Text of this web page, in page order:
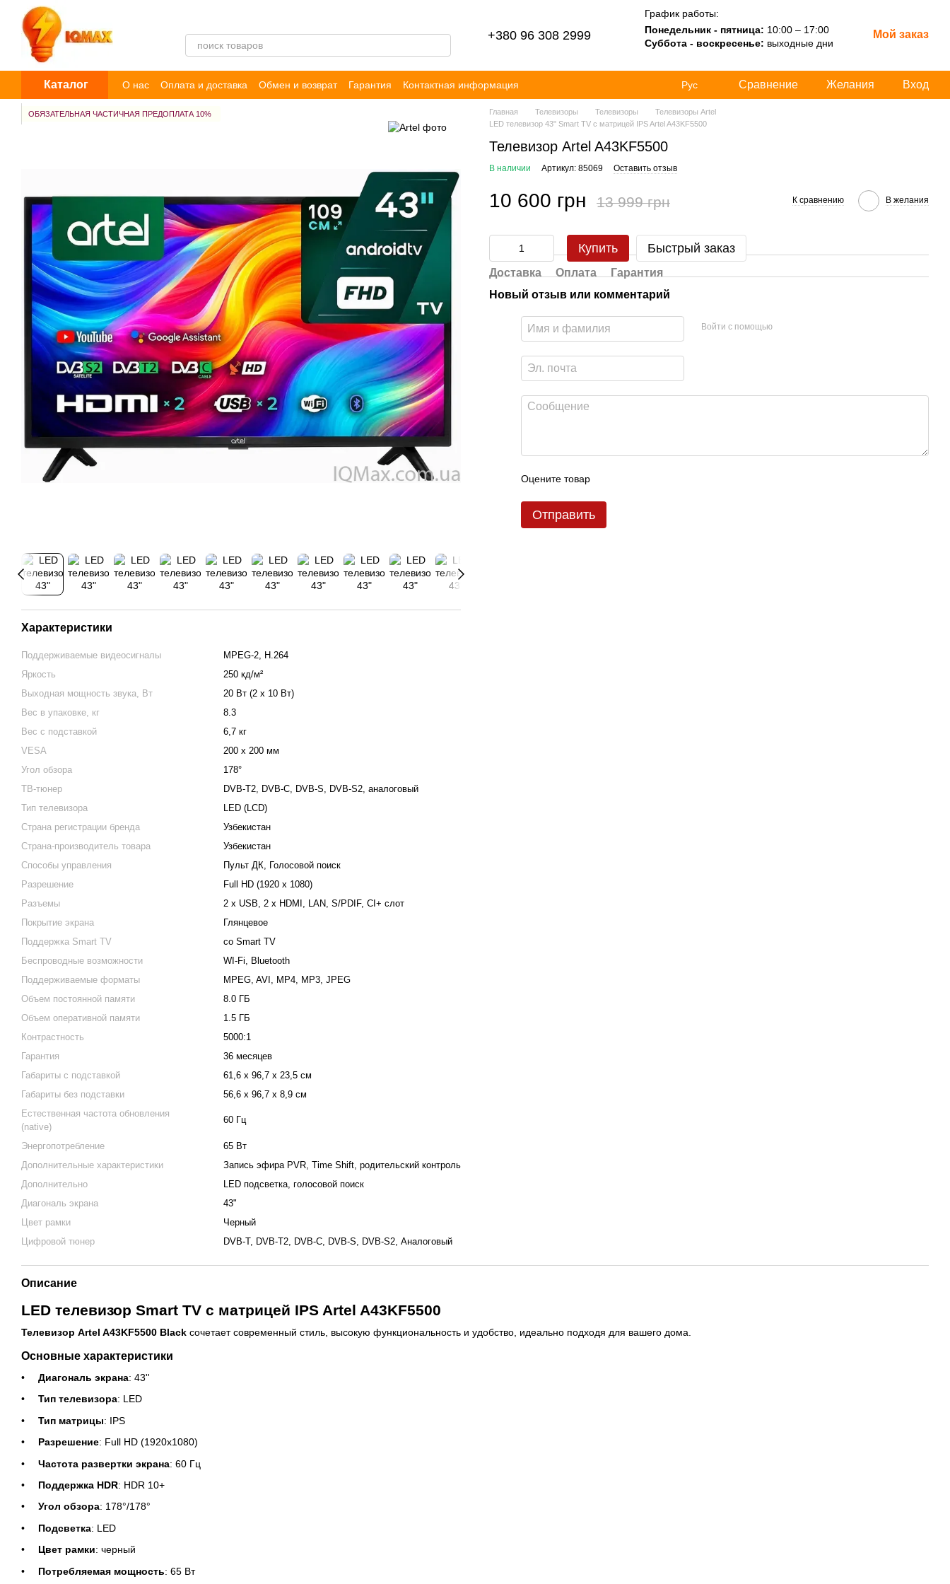
Перейти к основному контенту
+380 96 308 2999
График работы:
Понедельник - пятница: 10:00 – 17:00
Суббота - воскресенье: выходные дни
Мой заказ
Каталог О нас Оплата и доставка Обмен и возврат Гарантия
Контактная информация
Пользовательское соглашение
Договор публичной оферты Блог Отзывы
Рус Сравнение Желания Вход
ОБЯЗАТЕЛЬНАЯ ЧАСТИЧНАЯ ПРЕДОПЛАТА 10%
Характеристики
Поддерживаемые видеосигналы
MPEG-2, H.264
Яркость
250 кд/м²
Выходная мощность звука, Вт
20 Вт (2 x 10 Вт)
Вес в упаковке, кг
8.3
Вес с подставкой
6,7 кг
VESA
200 x 200 мм
Угол обзора
178°
ТВ-тюнер
DVB-T2, DVB-C, DVB-S, DVB-S2, аналоговый
Тип телевизора
LED (LCD)
Страна регистрации бренда
Узбекистан
Страна-производитель товара
Узбекистан
Способы управления
Пульт ДК, Голосовой поиск
Разрешение
Full HD (1920 x 1080)
Разъемы
2 x USB, 2 x HDMI, LAN, S/PDIF, CI+ слот
Покрытие экрана
Глянцевое
Поддержка Smart TV
со Smart TV
Беспроводные возможности
WI-Fi, Bluetooth
Поддерживаемые форматы
MPEG, AVI, MP4, MP3, JPEG
Объем постоянной памяти
8.0 ГБ
Объем оперативной памяти
1.5 ГБ
Контрастность
5000:1
Гарантия
36 месяцев
Габариты с подставкой
61,6 x 96,7 x 23,5 см
Габариты без подставки
56,6 x 96,7 x 8,9 см
Естественная частота обновления
(native)
60 Гц
Энергопотребление
65 Вт
Дополнительные характеристики
Запись эфира PVR, Time Shift, родительский контроль
Дополнительно
LED подсветка, голосовой поиск
Диагональ экрана
43"
Цвет рамки
Черный
Цифровой тюнер
DVB-T, DVB-T2, DVB-C, DVB-S, DVB-S2, Аналоговый
Главная Телевизоры Телевизоры
Телевизоры Artel
LED телевизор 43" Smart TV с матрицей IPS Artel A43KF5500
Телевизор Artel A43KF5500
В наличии Артикул: 85069 Оставить отзыв
10 600 грн 13 999 грн К сравнению В желания
Купить Быстрый заказ
Доставка Оплата
Гарантия
Новый отзыв или комментарий
Войти с помощью
Оцените товар
Отправить
Описание
LED телевизор Smart TV с матрицей IPS Artel A43KF5500
Телевизор Artel A43KF5500 Black сочетает современный стиль, высокую функциональность и удобство, идеально подходя для вашего дома.
Основные характеристики
Диагональ экрана: 43''
Тип телевизора: LED
Тип матрицы: IPS
Разрешение: Full HD (1920x1080)
Частота развертки экрана: 60 Гц
Поддержка HDR: HDR 10+
Угол обзора: 178°/178°
Подсветка: LED
Цвет рамки: черный
Потребляемая мощность: 65 Вт